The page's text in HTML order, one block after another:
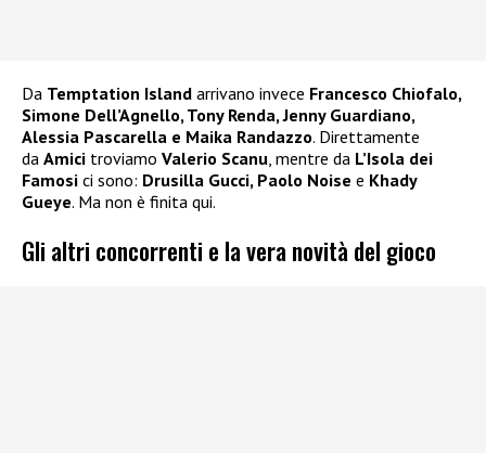
Da Temptation Island arrivano invece Francesco Chiofalo,
Simone Dell’Agnello, Tony Renda, Jenny Guardiano,
Alessia Pascarella e Maika Randazzo. Direttamente
da Amici troviamo Valerio Scanu , mentre da L’Isola dei
Famosi ci sono: Drusilla Gucci, Paolo Noise e Khady
Gueye. Ma non è finita qui.
Gli altri concorrenti e la vera novità del gioco